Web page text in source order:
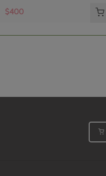
$400